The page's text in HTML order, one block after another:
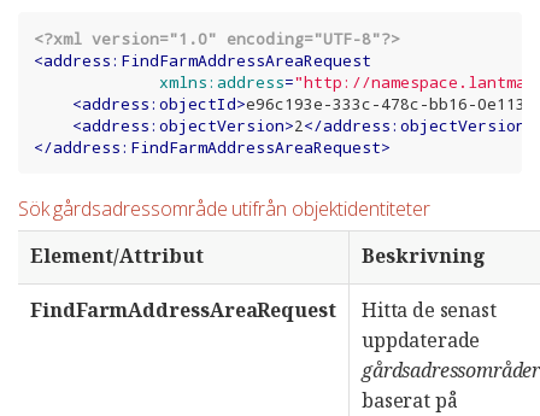
<?xml version="1.0" encoding="UTF-8"?>
<address:FindFarmAddressAreaRequest
xmlns:address="http://
<address:objectId>e96c193e-333c-478c-bb16-
<address:objectVersion>2</address:objectVersion
</address:FindFarmAddressAreaRequest>
Sök gårdsadressområde utifrån objektidentiteter
Element/Attribut
Beskrivning
FindFarmAddressAreaRequest
Hitta de senast
uppdaterade
baserat på